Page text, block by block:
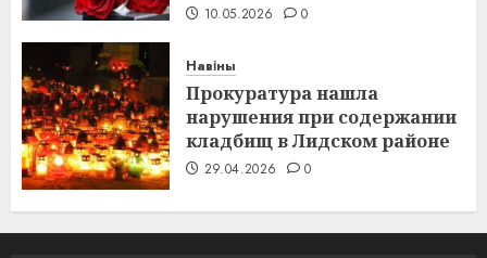
10.05.2026 0
Навіны
Прокуратура нашла
нарушения при содержании
кладбищ в Лидском районе
29.04.2026 0